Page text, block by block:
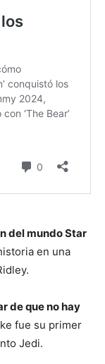
del mundo Star
en una
de que no hay
fue su primer
Jedi.